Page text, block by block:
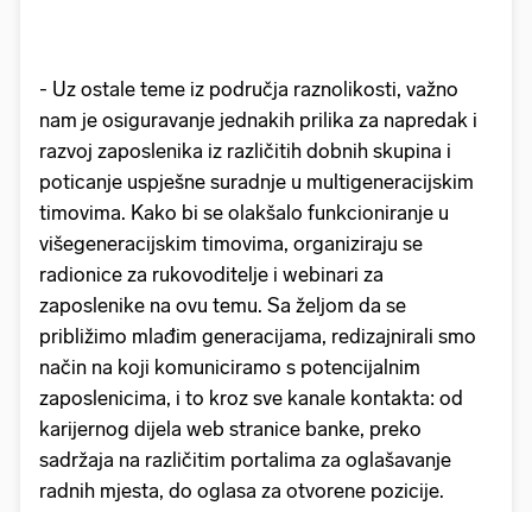
- Uz ostale teme iz područja raznolikosti, važno
nam je osiguravanje jednakih prilika za napredak i
razvoj zaposlenika iz različitih dobnih skupina i
poticanje uspješne suradnje u multigeneracijskim
timovima. Kako bi se olakšalo funkcioniranje u
višegeneracijskim timovima, organiziraju se
radionice za rukovoditelje i webinari za
zaposlenike na ovu temu. Sa željom da se
približimo mlađim generacijama, redizajnirali smo
način na koji komuniciramo s potencijalnim
zaposlenicima, i to kroz sve kanale kontakta: od
karijernog dijela web stranice banke, preko
sadržaja na različitim portalima za oglašavanje
radnih mjesta, do oglasa za otvorene pozicije.